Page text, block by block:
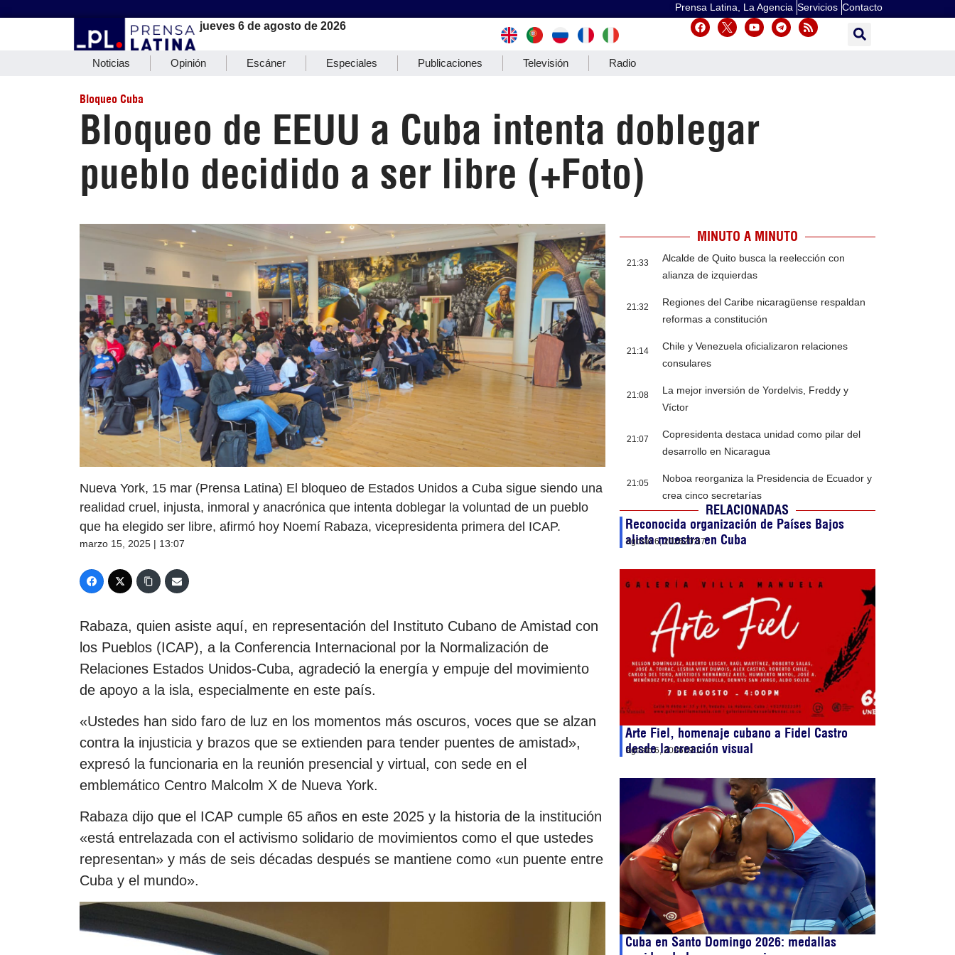
Prensa Latina, La Agencia Servicios Contacto
jueves 6 de agosto de 2026
Noticias Opinión Escáner Especiales Publicaciones Televisión Radio
Bloqueo Cuba
Bloqueo de EEUU a Cuba intenta doblegar
pueblo decidido a ser libre (+Foto)
Nueva York, 15 mar (Prensa Latina) El bloqueo de Estados Unidos a Cuba sigue siendo una
realidad cruel, injusta, inmoral y anacrónica que intenta doblegar la voluntad de un pueblo
que ha elegido ser libre, afirmó hoy Noemí Rabaza, vicepresidenta primera del ICAP.
marzo 15, 2025 | 13:07
Rabaza, quien asiste aquí, en representación del Instituto Cubano de Amistad con
los Pueblos (ICAP), a la Conferencia Internacional por la Normalización de
Relaciones Estados Unidos-Cuba, agradeció la energía y empuje del movimiento
de apoyo a la isla, especialmente en este país.
«Ustedes han sido faro de luz en los momentos más oscuros, voces que se alzan
contra la injusticia y brazos que se extienden para tender puentes de amistad»,
expresó la funcionaria en la reunión presencial y virtual, con sede en el
emblemático Centro Malcolm X de Nueva York.
Rabaza dijo que el ICAP cumple 65 años en este 2025 y la historia de la institución
«está entrelazada con el activismo solidario de movimientos como el que ustedes
representan» y más de seis décadas después se mantiene como «un puente entre
Cuba y el mundo».
MINUTO A MINUTO
21:33
Alcalde de Quito busca la reelección con
alianza de izquierdas
21:32
Regiones del Caribe nicaragüense respaldan
reformas a constitución
21:14
Chile y Venezuela oficializaron relaciones
consulares
21:08
La mejor inversión de Yordelvis, Freddy y
Víctor
21:07
Copresidenta destaca unidad como pilar del
desarrollo en Nicaragua
21:05
Noboa reorganiza la Presidencia de Ecuador y
crea cinco secretarías
RELACIONADAS
Reconocida organización de Países Bajos
alista muestra en Cuba
agosto 6, 202620:57
Arte Fiel, homenaje cubano a Fidel Castro
desde la creación visual
agosto 6, 202619:12
Cuba en Santo Domingo 2026: medallas